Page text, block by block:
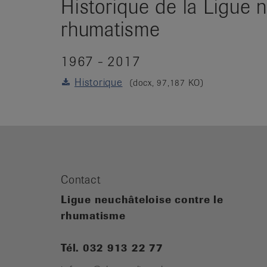
Historique de la Ligue
rhumatisme
1967 - 2017
Historique (docx, 97,187 KO)
Contact
Ligue neuchâteloise contre le
rhumatisme
Tél. 032 913 22 77